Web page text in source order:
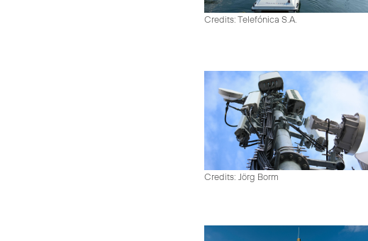
Credits: Telefónica S.A.
Credits: Jörg Borm